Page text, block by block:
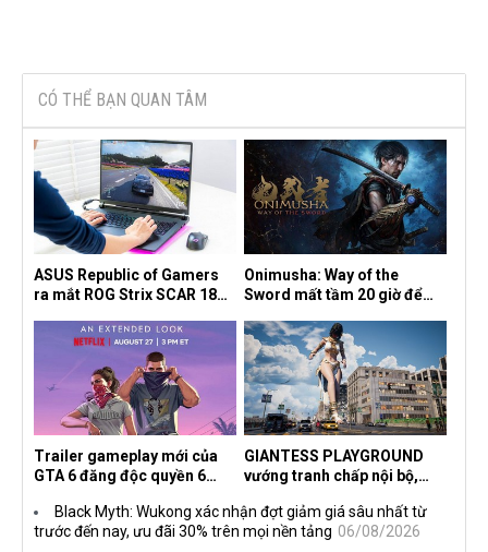
CÓ THỂ BẠN QUAN TÂM
ASUS Republic of Gamers
ra mắt ROG Strix SCAR 18
Onimusha: Way of the
Sword mất tầm 20 giờ để
dành cho newbie và lão làng
Trailer gameplay mới của
GTA 6 đăng độc quyền 6
đang quá tham?
GIANTESS PLAYGROUND
vướng tranh chấp nội bộ,
ngầm chiếm đoạt doanh thu
Black Myth: Wukong xác nhận đợt giảm giá sâu nhất từ
trước đến nay, ưu đãi 30% trên mọi nền tảng 06/08/2026